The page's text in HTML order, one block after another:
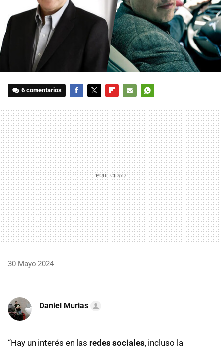
6 comentarios
MAIL
30 Mayo 2024
Daniel Murias
“Hay un interés en las redes sociales, incluso la